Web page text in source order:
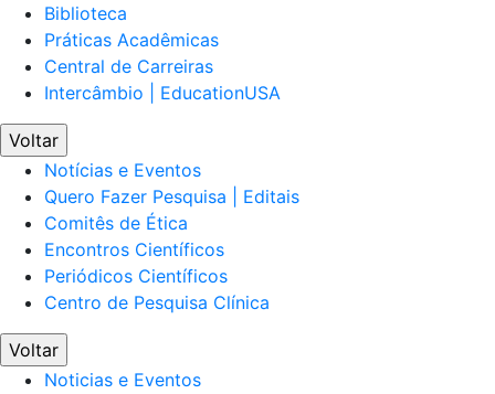
Biblioteca
Práticas Acadêmicas
Central de Carreiras
Intercâmbio | EducationUSA
Voltar
Notícias e Eventos
Quero Fazer Pesquisa | Editais
Comitês de Ética
Encontros Científicos
Periódicos Científicos
Centro de Pesquisa Clínica
Voltar
Noticias e Eventos